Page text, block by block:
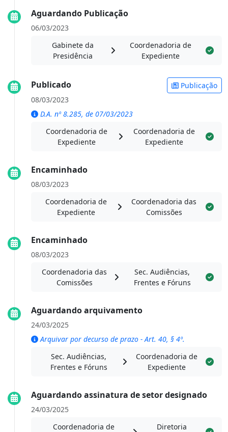
Aguardando Publicação
06/03/2023
Gabinete da
Presidência
Coordenadoria de
Expediente
Publicado
Publicação
08/03/2023
D.A. nº 8.285, de 07/03/2023
Coordenadoria de
Expediente
Coordenadoria de
Expediente
Encaminhado
08/03/2023
Coordenadoria de
Expediente
Coordenadoria das
Comissões
Encaminhado
08/03/2023
Coordenadoria das
Comissões
Sec. Audiências,
Frentes e Fóruns
Aguardando arquivamento
24/03/2025
Arquivar por decurso de prazo - Art. 40, § 4º.
Sec. Audiências,
Frentes e Fóruns
Coordenadoria de
Expediente
Aguardando assinatura de setor designado
24/03/2025
Coordenadoria de
Diretoria